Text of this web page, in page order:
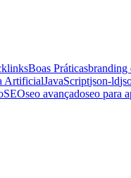
Boas Práticasbranding
ArtificialJavaScriptjson-ld
SEOseo avançadoseo para